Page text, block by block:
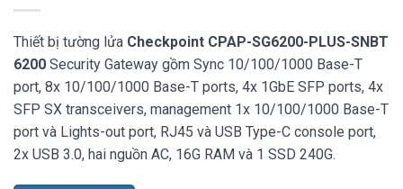
Thiết bị tường lửa Checkpoint CPAP-SG6200-PLUS-SNBT
6200 Security Gateway gồm Sync 10/100/1000 Base-T
port, 8x 10/100/1000 Base-T ports, 4x 1GbE SFP ports, 4x
SFP SX transceivers, management 1x 10/100/1000 Base-T
port và Lights-out port, RJ45 và USB Type-C console port,
2x USB 3.0, hai nguồn AC, 16G RAM và 1 SSD 240G.